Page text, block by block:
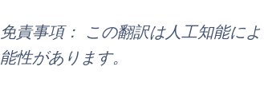
免責事項： この翻訳は人工知能に
能性があります。